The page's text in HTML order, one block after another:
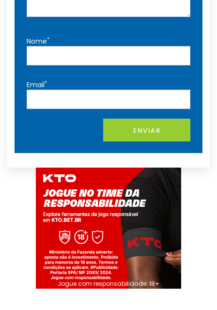
Nome*
Email*
ENVIAR
Jogue com responsabilidade. 18+